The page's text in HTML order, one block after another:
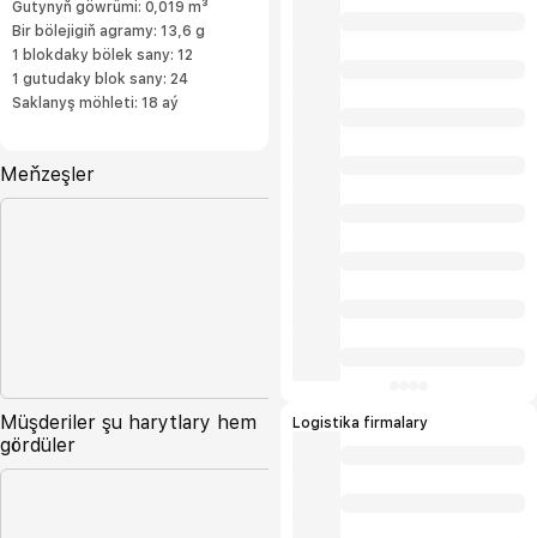
Gutynyň göwrümi: 0,019 m³
Bir bölejigiň agramy: 13,6 g
1 blokdaky bölek sany: 12
1 gutudaky blok sany: 24
Saklanyş möhleti: 18 aý
Meňzeşler
Müşderiler şu harytlary hem
gördüler
Logistika firmalary